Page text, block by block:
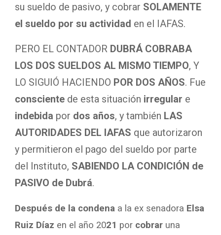
su sueldo de pasivo, y cobrar SOLAMENTE
el sueldo por su actividad en el IAFAS.
PERO EL CONTADOR DUBRÁ COBRABA
LOS DOS SUELDOS AL MISMO TIEMPO, Y
LO SIGUIÓ HACIENDO POR DOS AÑOS. Fue
consciente de esta situación irregular e
indebida por dos años, y también LAS
AUTORIDADES DEL IAFAS que autorizaron
y permitieron el pago del sueldo por parte
del Instituto, SABIENDO LA CONDICIÓN de
PASIVO de Dubrá.
Después de la condena a la ex senadora Elsa
Ruiz Díaz en el año 2021 por cobrar una